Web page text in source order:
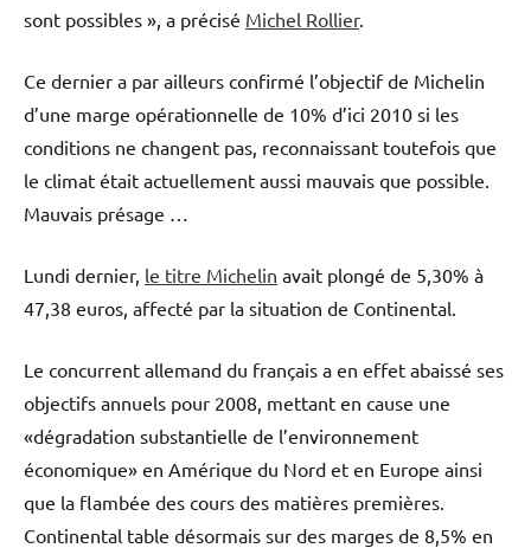
sont possibles », a précisé Michel Rollier.
Ce dernier a par ailleurs confirmé l’objectif de Michelin
d’une marge opérationnelle de 10% d’ici 2010 si les
conditions ne changent pas, reconnaissant toutefois que
le climat était actuellement aussi mauvais que possible.
Mauvais présage …
Lundi dernier, le titre Michelin avait plongé de 5,30% à
47,38 euros, affecté par la situation de Continental.
Le concurrent allemand du français a en effet abaissé ses
objectifs annuels pour 2008, mettant en cause une
«dégradation substantielle de l’environnement
économique» en Amérique du Nord et en Europe ainsi
que la flambée des cours des matières premières.
Continental table désormais sur des marges de 8,5% en